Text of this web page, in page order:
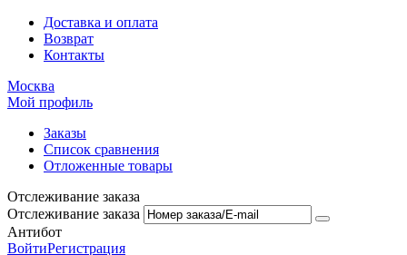
Доставка и оплата
Возврат
Контакты
Москва
Мой профиль
Заказы
Список сравнения
Отложенные товары
Отслеживание заказа
Отслеживание заказа
Антибот
ВойтиРегистрация